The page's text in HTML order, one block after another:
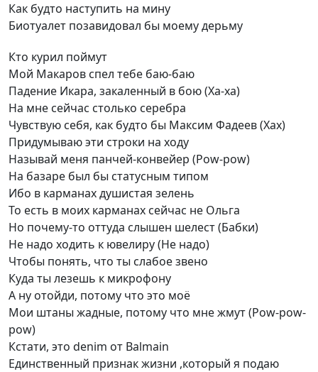
Как будто наступить на мину
Биотуалет позавидовал бы моему дерьму
Кто курил поймут
Мой Макаров спел тебе баю-баю
Падение Икара, закаленный в бою (Ха-ха)
На мне сейчас столько серебра
Чувствую себя, как будто бы Максим Фадеев (Хах)
Придумываю эти строки на ходу
Называй меня панчей-конвейер (Pow-pow)
На базаре был бы статусным типом
Ибо в карманах душистая зелень
То есть в моих карманах сейчас не Ольга
Но почему-то оттуда слышен шелест (Бабки)
Не надо ходить к ювелиру (Не надо)
Чтобы понять, что ты слабое звено
Куда ты лезешь к микрофону
А ну отойди, потому что это моё
Мои штаны жадные, потому что мне жмут (Pow-pow-
pow)
Кстати, это denim от Balmain
Единственный признак жизни ,который я подаю